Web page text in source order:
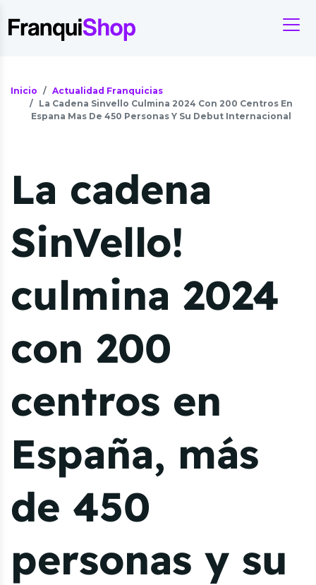
Inicio
Actualidad Franquicias
La Cadena Sinvello Culmina 2024 Con 200 Centros En
Espana Mas De 450 Personas Y Su Debut Internacional
La cadena
SinVello!
culmina 2024
con 200
centros en
España, más
de 450
personas y su